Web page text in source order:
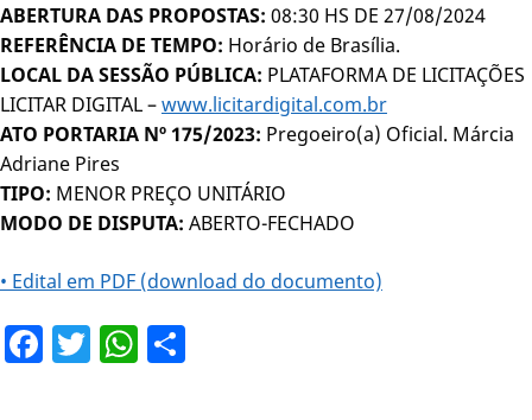
ABERTURA DAS PROPOSTAS: 08:30 HS DE 27/08/2024
REFERÊNCIA DE TEMPO: Horário de Brasília.
LOCAL DA SESSÃO PÚBLICA: PLATAFORMA DE LICITAÇÕES
LICITAR DIGITAL –www.licitardigital.com.br
ATO PORTARIA Nº 175/2023: Pregoeiro(a) Oficial. Márcia
Adriane Pires
TIPO: MENOR PREÇO UNITÁRIO
MODO DE DISPUTA: ABERTO-FECHADO
• Edital em PDF (download do documento)
Facebook
TwitterWhatsApp